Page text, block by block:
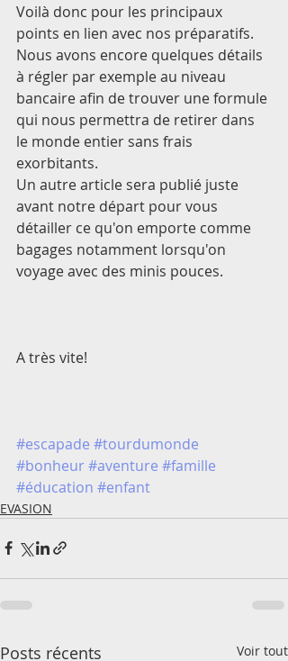
Voilà donc pour les principaux
points en lien avec nos préparatifs.
Nous avons encore quelques détails
à régler par exemple au niveau
bancaire afin de trouver une formule
qui nous permettra de retirer dans
le monde entier sans frais
exorbitants.
Un autre article sera publié juste
avant notre départ pour vous
détailler ce qu'on emporte comme
bagages notamment lorsqu'on
voyage avec des minis pouces.
A très vite!
#escapade #tourdumonde
#bonheur#aventure #famille
#éducation #enfant
EVASION
Posts récents Voir tout